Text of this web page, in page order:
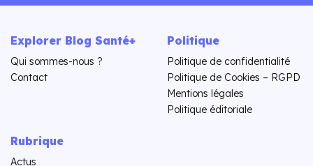
Explorer Blog Santé+
Qui sommes-nous ?
Contact
Politique
Politique de confidentialité
Politique de Cookies – RGPD
Mentions légales
Politique éditoriale
Rubrique
Actus